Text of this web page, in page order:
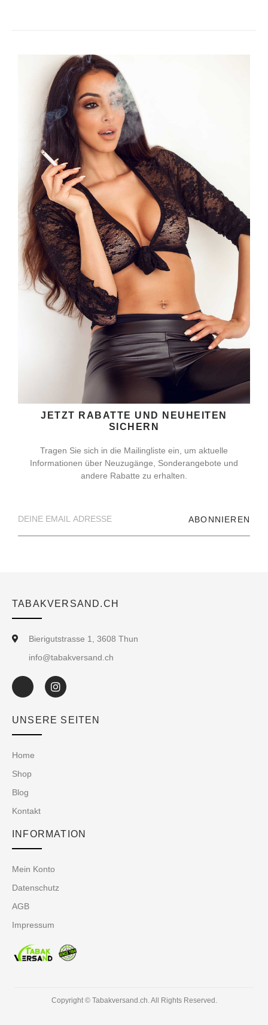
JETZT RABATTE UND NEUHEITEN
SICHERN
Tragen Sie sich in die Mailingliste ein, um aktuelle
Informationen über Neuzugänge, Sonderangebote und
andere Rabatte zu erhalten.
ABONNIEREN
TABAKVERSAND.CH
Bierigutstrasse 1, 3608 Thun
info@tabakversand.ch
UNSERE SEITEN
Home
Shop
Blog
Kontakt
INFORMATION
Mein Konto
Datenschutz
AGB
Impressum
Copyright © Tabakversand.ch. All Rights Reserved.